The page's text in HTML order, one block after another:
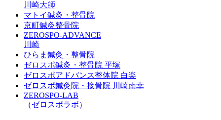
川崎大師
マトイ鍼灸・整骨院
京町鍼灸整骨院
ZEROSPO-ADVANCE
川崎
ひらま鍼灸・整骨院
ゼロスポ鍼灸・整骨院 平塚
ゼロスポアドバンス整体院 白楽
ゼロスポ鍼灸院・接骨院 川崎南幸
ZEROSPO-LAB
（ゼロスポラボ）